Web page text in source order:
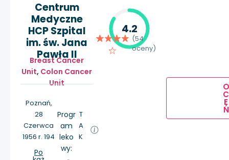
Centrum
Medyczne
HCP Szpital
im. św. Jana
Pawła II
Breast Cancer
Unit, Colon Cancer
Unit
Poznań,
28
Czerwca
1956 r. 194
Po
Progr
am
leko
wy:
T
A
K
4.2
(54
oceny)
O
C
E
Ń